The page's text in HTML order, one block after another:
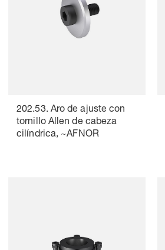
202.53. Aro de ajuste con
tornillo Allen de cabeza
cilíndrica, ~AFNOR